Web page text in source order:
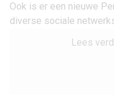
Ook is er een nieuwe
diverse sociale
Lees